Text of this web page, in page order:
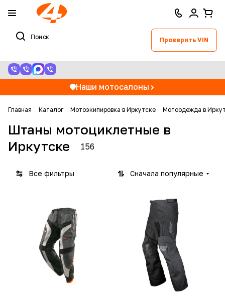
Проверить VIN
Наши мотосалоны
Главная Каталог Мотоэкипировка в Иркутске Мотоодежда в
Штаны мотоциклетные в
Иркутске
156
Все фильтры Сначала популярные